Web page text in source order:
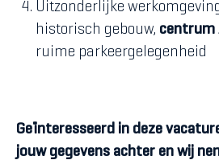
Uitzonderlijke
historisch gebouw, centrum
ruime parkeergelegenheid
Geïnteresseerd in deze
jouw gegevens achter en wij